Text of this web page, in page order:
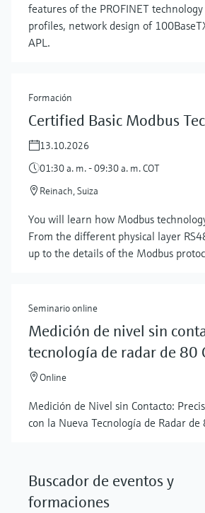
features of the PROFINET
profiles, network design of
APL.
Formación
Certified Basic Modbus
13.10.2026
01:30 a. m. - 09:30 a. m. COT
Reinach, Suiza
You will learn how Modbus
From the different physical layer
up to the details of the Modbus
Seminario online
Medición de nivel sin
tecnología de radar de 80
Online
Medición de Nivel sin Contacto:
con la Nueva Tecnología de Radar de
Buscador de eventos y
formaciones